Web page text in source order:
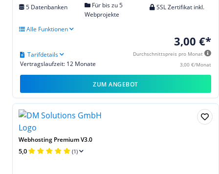
5 Datenbanken
Für bis zu 5
Webprojekte
SSL Zertifikat inkl.
Alle Funktionen
3,00 €*
Durchschnittspreis pro Monat
3,00 €/Monat
Vertragslaufzeit: 12 Monate
Tarifdetails
ZUM ANGEBOT
Webhosting Premium V3.0
5,0 (1)